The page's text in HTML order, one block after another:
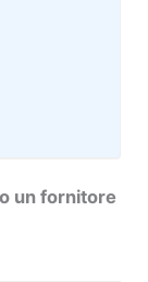
un fornitore